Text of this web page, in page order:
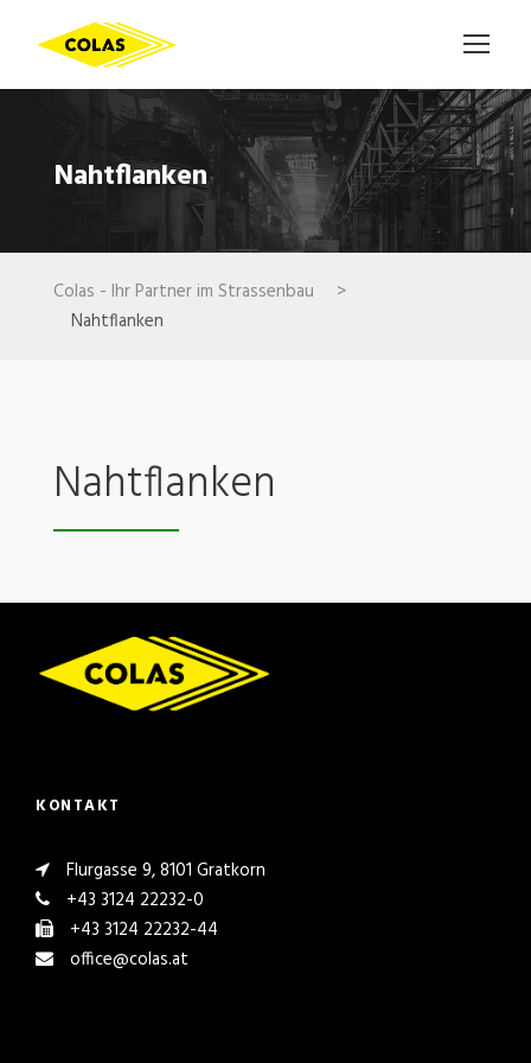
Nahtflanken
Colas - Ihr Partner im Strassenbau
>
Nahtflanken
Nahtflanken
KONTAKT
Flurgasse 9, 8101 Gratkorn
+43 3124 22232-0
+43 3124 22232-44
office@colas.at